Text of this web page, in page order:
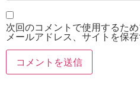
次回のコメントで使用するた
メールアドレス、サイトを保存